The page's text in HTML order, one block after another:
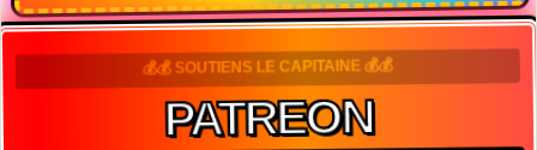
💰💰 SOUTIENS LE CAPITAINE 💰💰
PATREON